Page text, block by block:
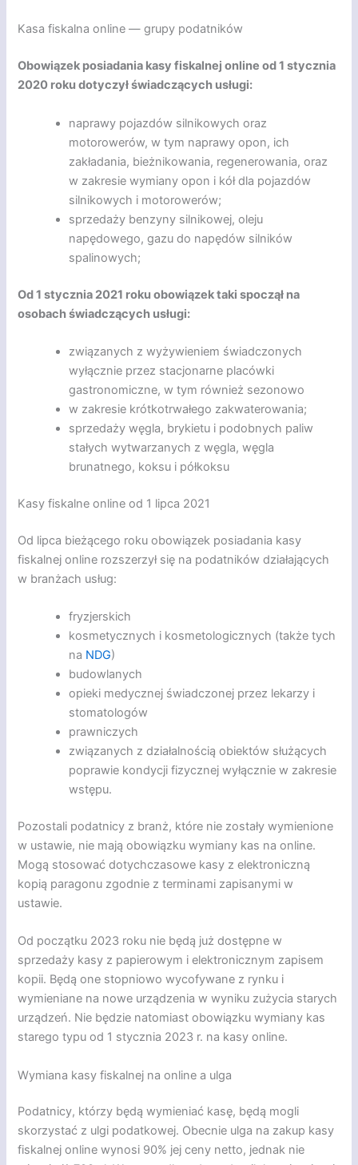
Kasa fiskalna online — grupy podatników
Obowiązek posiadania kasy fiskalnej online od 1 stycznia
2020 roku dotyczył świadczących usługi:
naprawy pojazdów silnikowych oraz
motorowerów, w tym naprawy opon, ich
zakładania, bieżnikowania, regenerowania, oraz
w zakresie wymiany opon i kół dla pojazdów
silnikowych i motorowerów;
sprzedaży benzyny silnikowej, oleju
napędowego, gazu do napędów silników
spalinowych;
Od 1 stycznia 2021 roku obowiązek taki spoczął na
osobach świadczących usługi:
związanych z wyżywieniem świadczonych
wyłącznie przez stacjonarne placówki
gastronomiczne, w tym również sezonowo
w zakresie krótkotrwałego zakwaterowania;
sprzedaży węgla, brykietu i podobnych paliw
stałych wytwarzanych z węgla, węgla
brunatnego, koksu i półkoksu
Kasy fiskalne online od 1 lipca 2021
Od lipca bieżącego roku obowiązek posiadania kasy
fiskalnej online rozszerzył się na podatników działających
w branżach usług:
fryzjerskich
kosmetycznych i kosmetologicznych (także tych
na NDG)
budowlanych
opieki medycznej świadczonej przez lekarzy i
stomatologów
prawniczych
związanych z działalnością obiektów służących
poprawie kondycji fizycznej wyłącznie w zakresie
wstępu.
Pozostali podatnicy z branż, które nie zostały wymienione
w ustawie, nie mają obowiązku wymiany kas na online.
Mogą stosować dotychczasowe kasy z elektroniczną
kopią paragonu zgodnie z terminami zapisanymi w
ustawie.
Od początku 2023 roku nie będą już dostępne w
sprzedaży kasy z papierowym i elektronicznym zapisem
kopii. Będą one stopniowo wycofywane z rynku i
wymieniane na nowe urządzenia w wyniku zużycia starych
urządzeń. Nie będzie natomiast obowiązku wymiany kas
starego typu od 1 stycznia 2023 r. na kasy online.
Wymiana kasy fiskalnej na online a ulga
Podatnicy, którzy będą wymieniać kasę, będą mogli
skorzystać z ulgi podatkowej. Obecnie ulga na zakup kasy
fiskalnej online wynosi 90% jej ceny netto, jednak nie